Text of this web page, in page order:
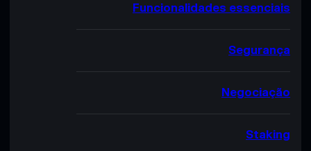
Funcionalidades essenciais
Segurança
Negociação
Staking